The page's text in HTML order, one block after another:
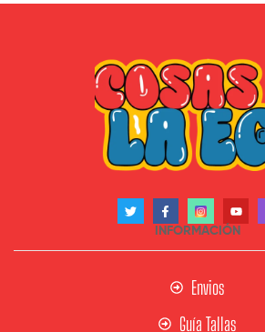
INFORMACIÓN
Envios
Guía Tallas